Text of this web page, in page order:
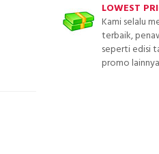
LOWEST
Kami selalu
terbaik,
seperti edisi
promo lainnya